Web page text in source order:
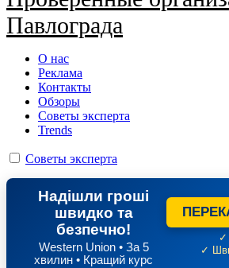
Павлограда
О нас
Реклама
Контакты
Обзоры
Советы эксперта
Trends
Советы эксперта
Надішли гроші
швидко та
безпечно!
Western Union • За 5
хвилин • Кращий курс
✓
✓